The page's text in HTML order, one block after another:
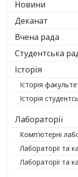
Новини
Деканат
Вчена рада
Студентська
Історія
Історія
Історія
Лабораторії
Комп'ютерні
Лабораторії та
Лабораторії та